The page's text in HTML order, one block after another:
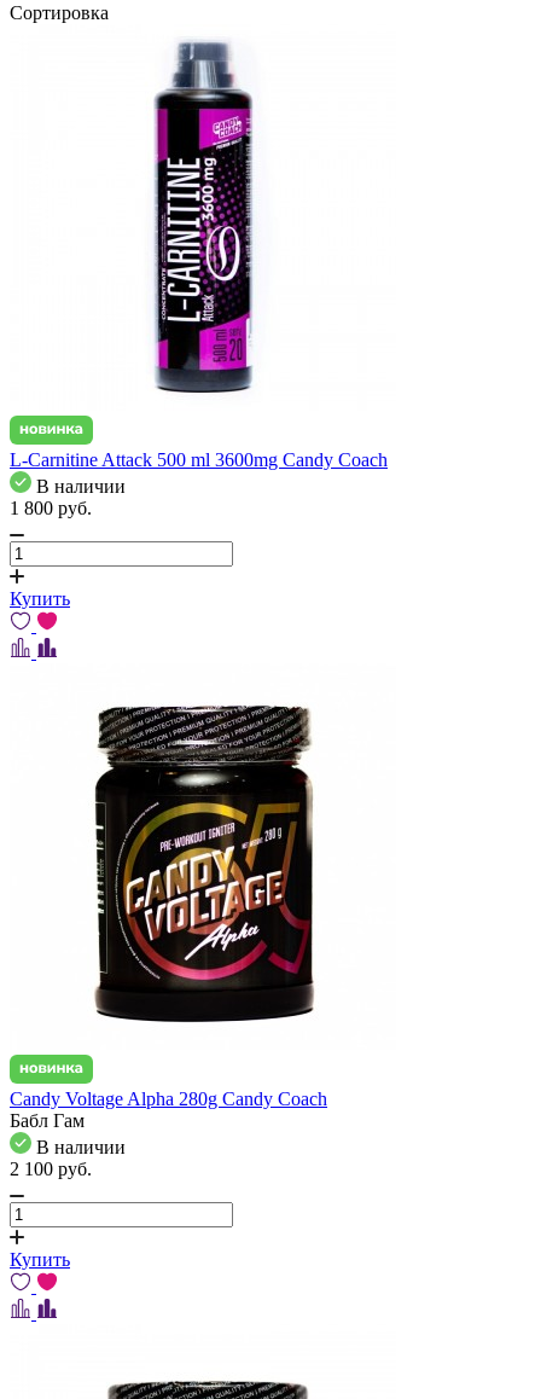
Сортировка
L-Carnitine Attack 500 ml 3600mg Candy Coach
В наличии
1 800 pуб.
Купить
Candy Voltage Alpha 280g Candy Coach
Бабл Гам
В наличии
2 100 pуб.
Купить